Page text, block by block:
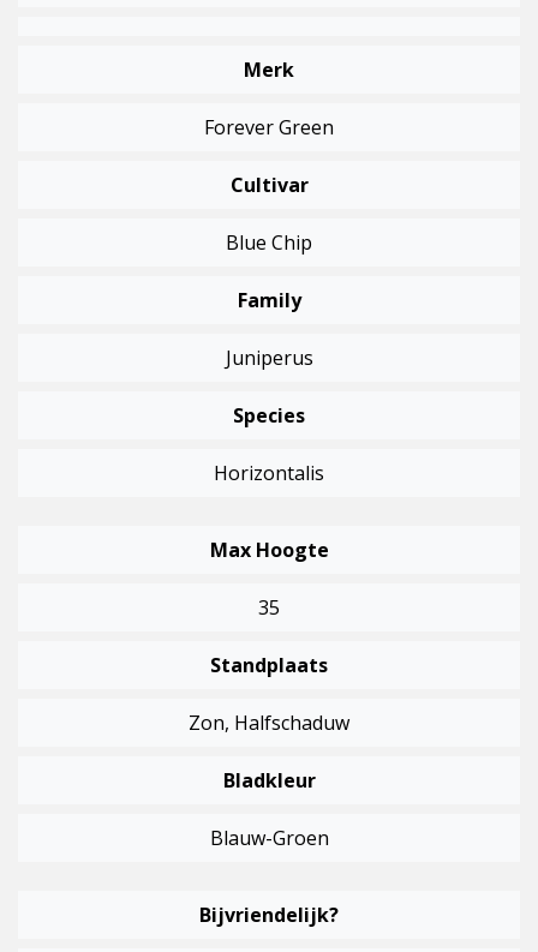
Merk
Forever Green
Cultivar
Blue Chip
Family
Juniperus
Species
Horizontalis
Max Hoogte
35
Standplaats
Zon, Halfschaduw
Bladkleur
Blauw-Groen
Bijvriendelijk?